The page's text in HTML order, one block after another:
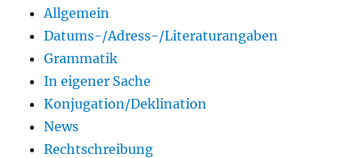
Allgemein
Datums-/Adress-/Literaturangaben
Grammatik
In eigener Sache
Konjugation/Deklination
News
Rechtschreibung